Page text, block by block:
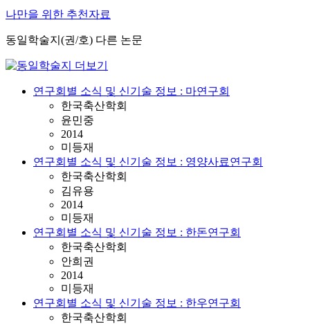
나만을 위한 추천자료
동일학술지(권/호) 다른 논문
연구회별 소식 및 신기술 정보 : 마연구회
한국축산학회
윤민중
2014
미등재
연구회별 소식 및 신기술 정보 : 영양사료연구회
한국축산학회
김유용
2014
미등재
연구회별 소식 및 신기술 정보 : 한돈연구회
한국축산학회
안희권
2014
미등재
연구회별 소식 및 신기술 정보 : 한우연구회
한국축산학회